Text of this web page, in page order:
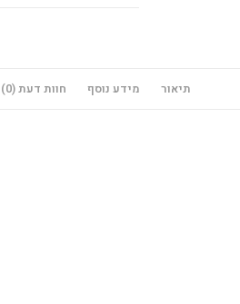
תיאור מידע נוסף חוות דעת (0)